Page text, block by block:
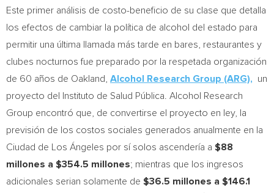
Este primer análisis de costo-beneficio de su clase que detalla
los efectos de cambiar la política de alcohol del estado para
permitir una última llamada más tarde en bares, restaurantes y
clubes nocturnos fue preparado por la respetada organización
de 60 años de Oakland Alcohol Research Group (ARG), un
proyecto del Instituto de Salud Pública. Alcohol Research
Group encontró que, de convertirse el proyecto en ley, la
previsión de los costos sociales generados anualmente en la
Ciudad de Los Ángeles por sí solos ascendería a $88
millones a $354.5 millones; mientras que los ingresos
adicionales serian solamente de $36.5 millones a $146.1